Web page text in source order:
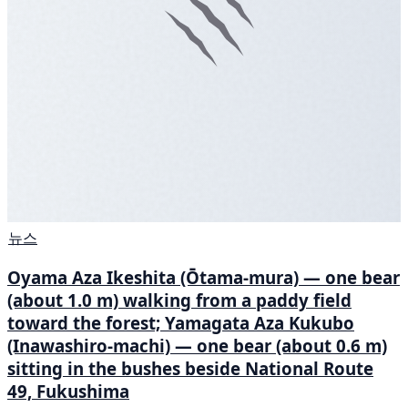
뉴스
Oyama Aza Ikeshita (Ōtama-mura) — one bear
(about 1.0 m) walking from a paddy field
toward the forest; Yamagata Aza Kukubo
(Inawashiro-machi) — one bear (about 0.6 m)
sitting in the bushes beside National Route
49, Fukushima